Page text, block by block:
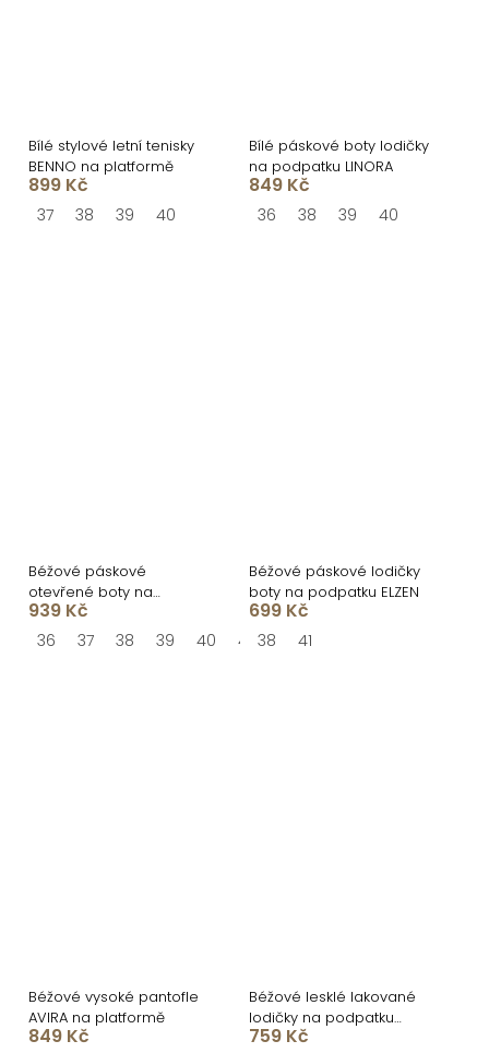
Bílé stylové letní tenisky
BENNO na platformě
899 Kč
37 38 39 40
Bílé páskové boty lodičky
na podpatku LINORA
849 Kč
36 38 39 40
Béžové páskové
otevřené boty na
podpatku OLIVRA
939 Kč
36 37 38 39 40 41
Béžové páskové lodičky
boty na podpatku ELZEN
699 Kč
38 41
Béžové vysoké pantofle
AVIRA na platformě
849 Kč
Béžové lesklé lakované
lodičky na podpatku
VOSSIA
759 Kč